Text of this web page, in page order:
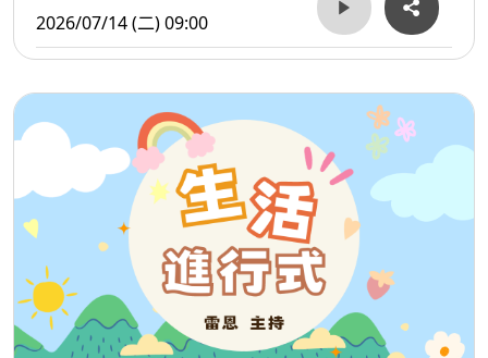
2026/07/14 (二) 09:00